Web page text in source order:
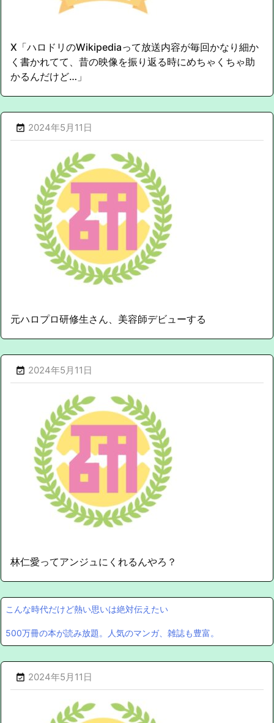
X「ハロドリのWikipediaって放送内容が毎回かなり細か
く書かれてて、昔の映像を振り返る時にめちゃくちゃ助
かるんだけど…」
 2024年5月11日
元ハロプロ研修生さん、美容師デビューする
 2024年5月11日
林仁愛ってアンジュにくれるんやろ？
こんな時代だけど熱い思いは絶対伝えたい
500万冊の本が読み放題。人気のマンガ、雑誌も豊富。
 2024年5月11日